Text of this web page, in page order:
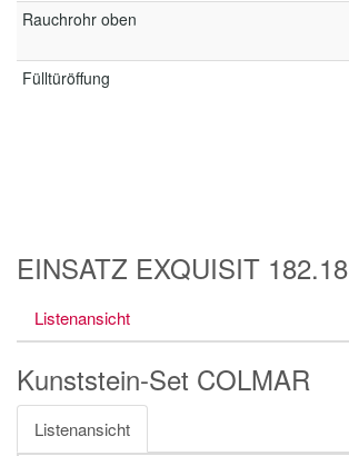
Rauchrohr oben
Fülltüröffung
EINSATZ EXQUISIT 182.18
Listenansicht
Kunststein-Set COLMAR
Listenansicht